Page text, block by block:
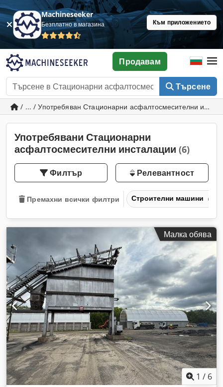
Machineseeker
Безплатно в магазина Към приложението
Търсене
Продавам
/ ... / Употребяван Стационарни асфалтосмесителни
Употребявани Стационарни
асфалтосмесителни инсталации (6)
Филтър Релевантност
Премахни всички филтри Строителни машини
Малка обява
1 / 6